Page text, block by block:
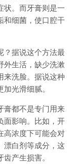
状。而牙膏则是一
和细菌，使口腔干
？据说这个方法最
外生活，缺少洗漱
来洗脸。据说这种
光滑细腻。
膏都不是专门用来
面影响。比如，开
高浓度下可能会对
漂白剂等成分，这
产生损害。